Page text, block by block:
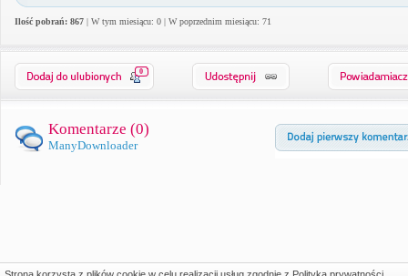
Ilość pobrań: 867 | W tym miesiącu: 0 | W poprzednim miesiącu: 71
0
Komentarze (0)
ManyDownloader